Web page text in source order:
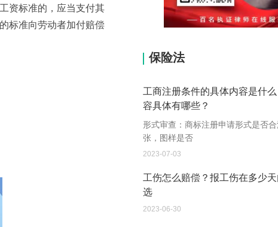
资标准的，应当支付其
标准向劳动者加付赔偿
保险法
工商注册条件的具体内容是什
容具体有哪些？
形式审查：商标注册申请形式是否
张，图样是否
2023-07-03
工伤怎么赔偿？报工伤在多少
选
2023-06-30